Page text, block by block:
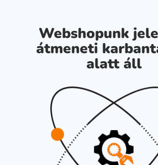
Webshopunk
átmeneti
alatt áll